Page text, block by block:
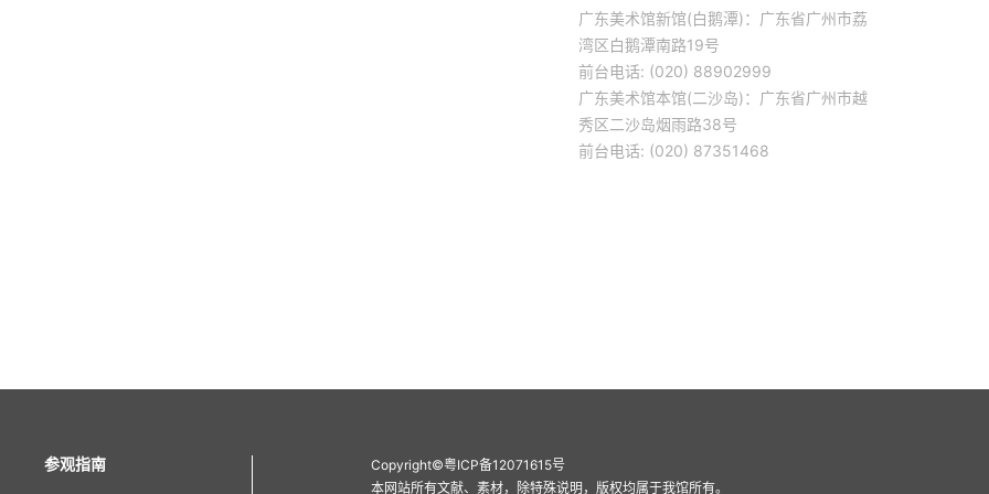
广东美术馆新馆(白鹅潭)：广东省广州市荔
湾区白鹅潭南路19号
前台电话: (020) 88902999
广东美术馆本馆(二沙岛)：广东省广州市越
秀区二沙岛烟雨路38号
前台电话: (020) 87351468
参观指南 Copyright©粤ICP备12071615号
本网站所有文献、素材，除特殊说明，版权均属于我馆所有。